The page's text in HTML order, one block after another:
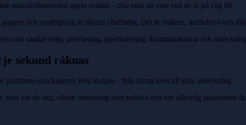
sjukvårdspersonal agera snabbt – ofta utan att veta vad de är på väg till.
och uppföljning är nästan obefintlig. Det är osäkert, ineffektivt och
som samlar larm, prioritering, positionering, kommunikation och
sekund räknas
som hanterar hela kedjan – från första larm till sista anteckning.
var de ska, vilken utrustning som behövs och hur allvarlig situationen